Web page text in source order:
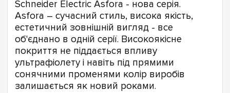
Schneider Electric Asfora - нова серія.
Asfora – cучасний стиль, висока якість,
естетичний зовнішній вигляд - все
об'єднано в одній серії. Високоякісне
покриття не піддається впливу
ультрафіолету і навіть під прямими
сонячними променями колір виробів
залишається як новий роками.